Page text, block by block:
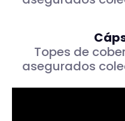
Topes de
asegurados